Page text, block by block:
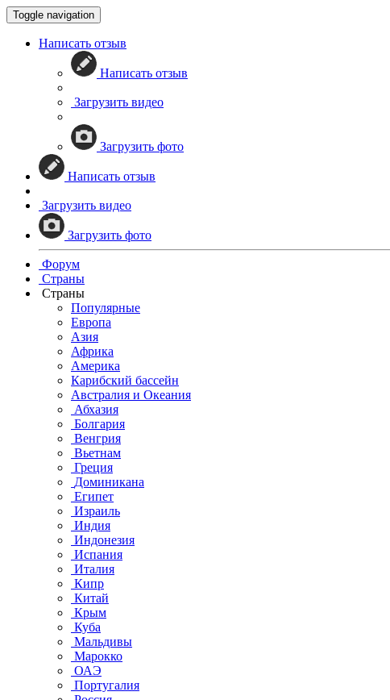
Toggle navigation
Написать отзыв
Написать отзыв
Загрузить видео
Загрузить фото
Написать отзыв
Загрузить видео
Загрузить фото
Форум
Страны
Страны
Популярные
Европа
Азия
Африка
Америка
Карибский бассейн
Австралия и Океания
Абхазия
Болгария
Венгрия
Вьетнам
Греция
Доминикана
Египет
Израиль
Индия
Индонезия
Испания
Италия
Кипр
Китай
Крым
Куба
Мальдивы
Марокко
ОАЭ
Португалия